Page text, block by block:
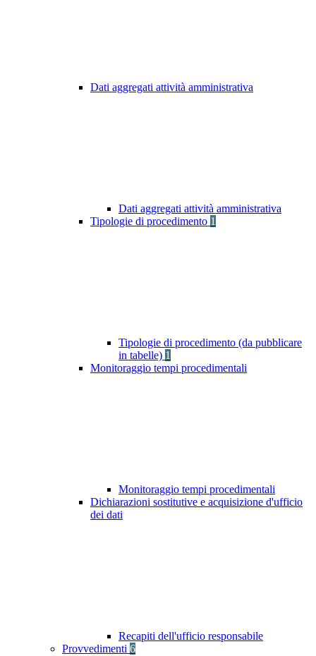
Dati aggregati attività amministrativa
Dati aggregati attività amministrativa
Tipologie di procedimento 1
Tipologie di procedimento (da pubblicare
in tabelle) 1
Monitoraggio tempi procedimentali
Monitoraggio tempi procedimentali
Dichiarazioni sostitutive e acquisizione d'ufficio
dei dati
Recapiti dell'ufficio responsabile
Provvedimenti 6